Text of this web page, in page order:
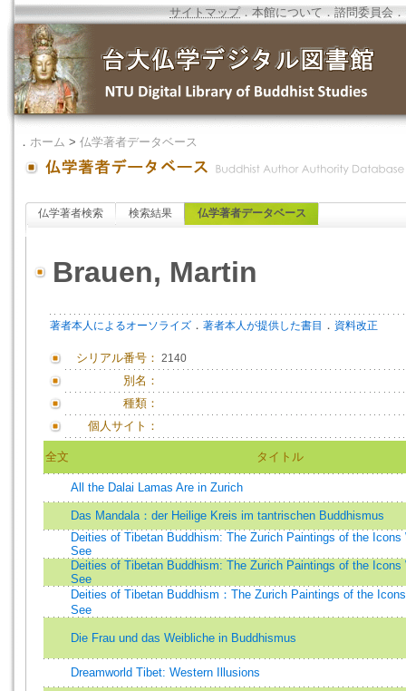
サイトマップ．本館について ．諮問委員会 ．
． ホーム > 仏学著者データベース
仏学著者検索 検索結果 仏学著者データベース
Brauen, Martin
著者本人によるオーソライズ ． 著者本人が提供した書目 ． 資料改正
シリアル番号： 2140
別名：
種類：
個人サイト：
全文 タイトル
All the Dalai Lamas Are in Zurich
Das Mandala：der Heilige Kreis im tantrischen Buddhismus
Deities of Tibetan Buddhism: The Zurich Paintings of the Icons
See
Deities of Tibetan Buddhism: The Zurich Paintings of the Icons
See
Deities of Tibetan Buddhism：The Zurich Paintings of the
See
Die Frau und das Weibliche in Buddhismus
Dreamworld Tibet: Western Illusions